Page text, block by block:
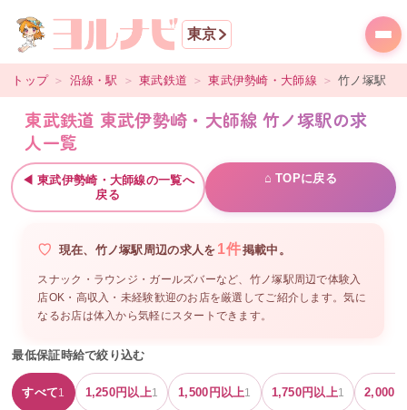
東京
トップ ＞ 沿線・駅 ＞ 東武鉄道 ＞ 東武伊勢崎・大師線 ＞ 竹ノ塚駅
東武鉄道 東武伊勢崎・大師線 竹ノ塚駅の求
人一覧
◀東武伊勢崎・大師線の一覧へ
戻る
⌂ TOPに戻る
現在、 竹ノ塚駅周辺の求人を 1件掲載中。
スナック・ラウンジ・ガールズバーなど、 竹ノ塚駅周辺で体験入
店OK・高収入・未経験歓迎のお店を厳選してご紹介します。気に
なるお店は体入から気軽にスタートできます。
最低保証時給で絞り込む
すべて1 1,250円以上1 1,500 円以上1 1,750円以上1 2,000